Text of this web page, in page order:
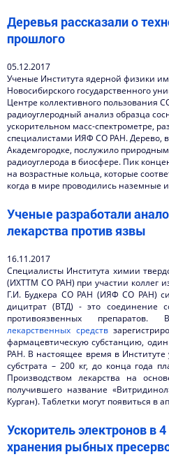
Деревья рассказали о
прошлого
05.12.2017
Ученые Института ядерной физики
Новосибирского государственного
Центре коллективного пользования
радиоуглеродный анализ образца
ускорительном масс-спектрометре,
специалистами ИЯФ СО РАН. Дерево,
Академгородке, послужило
радиоуглерода в биосфере. Пик
на возрастные кольца, которые
когда в мире проводились наземные
Ученые разработали
лекарства против язвы
16.11.2017
Специалисты Института химии
(ИХТТМ СО РАН) при участии коллег
Г.И. Будкера СО РАН (ИЯФ СО РАН)
дицитрат (ВТД) - это соединение
противоязвенных
лекарственных средств
фармацевтическую субстанцию,
РАН. В настоящее время в
субстрата – 200 кг, до конца года
Производством лекарства на
получившего название
Курган). Таблетки могут появиться в
Ускоритель электронов в
хранения рыбных